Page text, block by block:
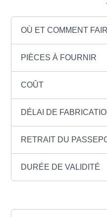
OÙ ET COMMENT
PIÈCES À FOURNIR
COÛT
DÉLAI DE
RETRAIT DU
DURÉE DE VALIDITÉ